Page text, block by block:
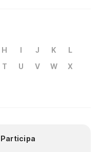
H I J K
L
T U V W
X
Participa